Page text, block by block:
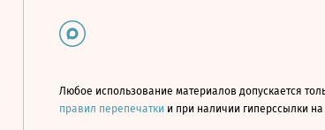
Любое использование материалов допускается
правил перепечатки и при наличии гиперссылки